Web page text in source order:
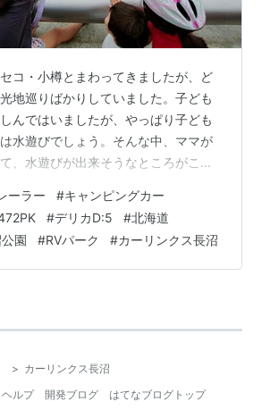
コ・小樽とまわってきましたが、ど
地巡りばかりしていました。子ども
んではいましたが、やっぱり子ども
水遊びでしょう。そんな中、ママが
、水遊びが出来そうなところがこの
とを願って公園に向かいました！ モ
、できるかな!? 〜 RVパーク・カー
夜は大雨 〜 備忘録 モエレ沼公園 〜
!? 〜 昨夜は何度も目を覚ましてしま
す…
ーラー #キャンピングカー
#デリカD:5 #北海道
園 #RVパーク #カーリンクス長沼
> カーリンクス長沼
ヘルプ 開発ブログ はてなブログトップ